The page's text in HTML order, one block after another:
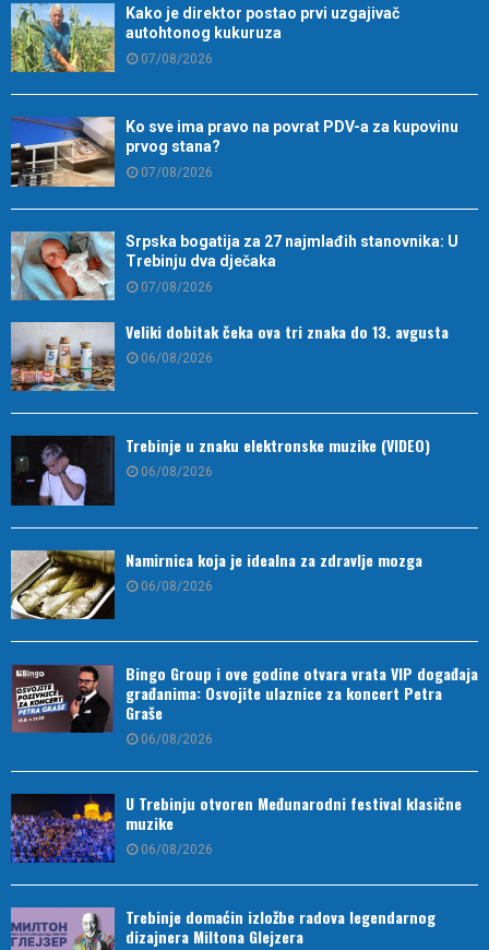
Kako je direktor postao prvi uzgajivač
autohtonog kukuruza
07/08/2026
Ko sve ima pravo na povrat PDV-a za kupovinu
prvog stana?
07/08/2026
Srpska bogatija za 27 najmlađih stanovnika: U
Trebinju dva dječaka
07/08/2026
Veliki dobitak čeka ova tri znaka do 13. avgusta
06/08/2026
Trebinje u znaku elektronske muzike (VIDEO)
06/08/2026
Namirnica koja je idealna za zdravlje mozga
06/08/2026
Bingo Group i ove godine otvara vrata VIP događaja
građanima: Osvojite ulaznice za koncert Petra
Graše
06/08/2026
U Trebinju otvoren Međunarodni festival klasične
muzike
06/08/2026
Trebinje domaćin izložbe radova legendarnog
dizajnera Miltona Glejzera